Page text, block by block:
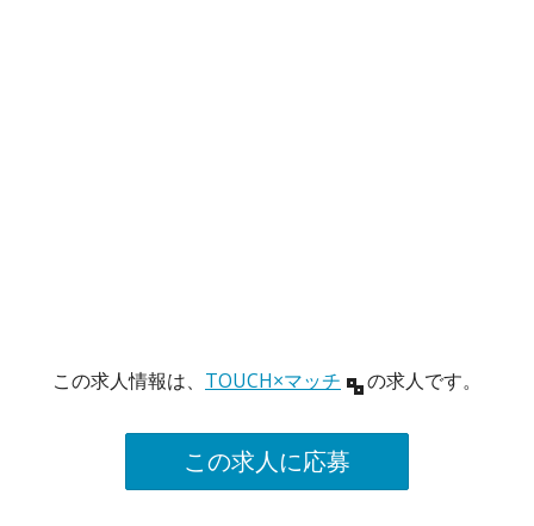
この求人情報は、 TOUCH×マッチ の求人です。
この求人に応募